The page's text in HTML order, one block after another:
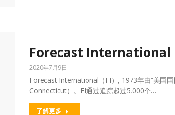
Forecast International
2020年7月9日
Forecast International（FI）, 1973年由“美国
Connecticut）。FI通过追踪超过5,000个…
了解更多